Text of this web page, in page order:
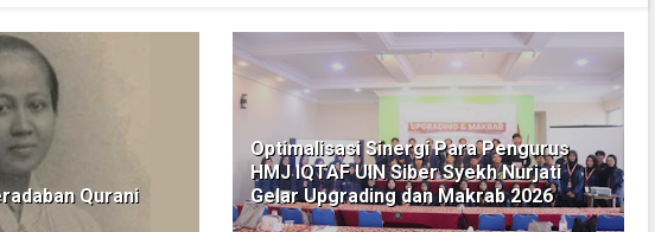
Qurani
Optimalisasi Sinergi Para Pengurus
HMJ IQTAF UIN Siber Syekh Nurjati
Gelar Upgrading dan Makrab 2026